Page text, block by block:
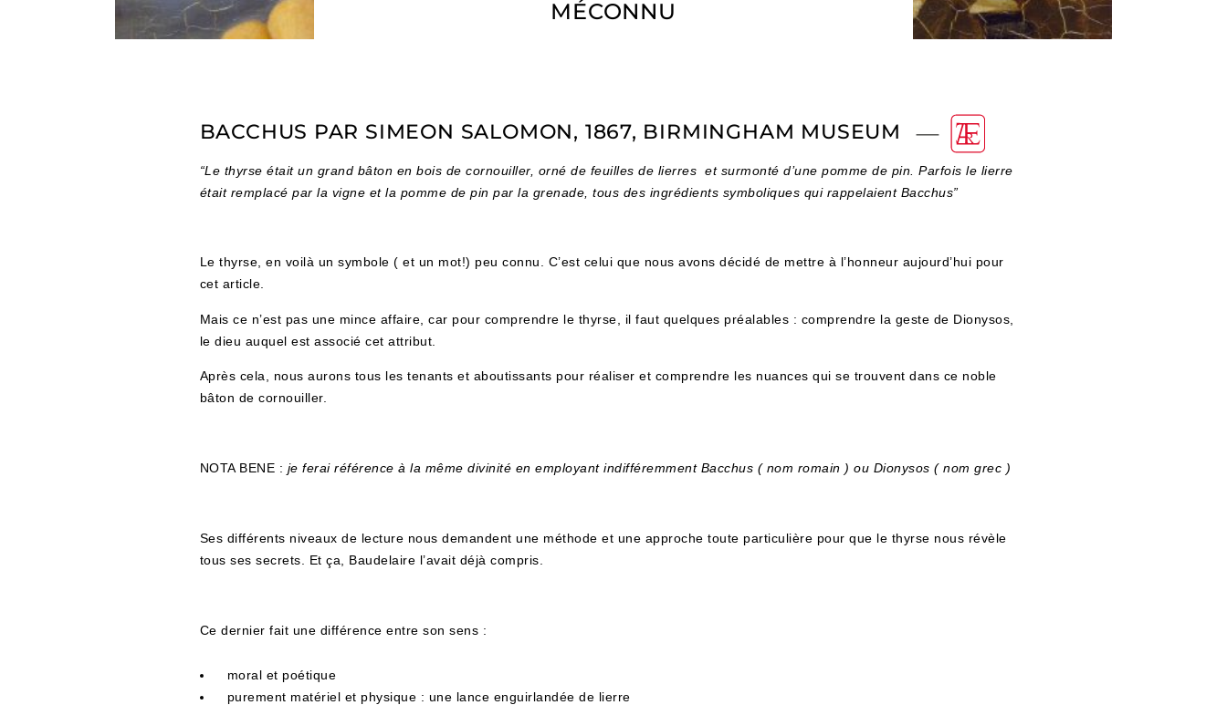
MÉCONNU
BACCHUS PAR SIMEON SALOMON, 1867, BIRMINGHAM MUSEUM
“Le thyrse était un grand bâton en bois de cornouiller, orné de feuilles de lierres et surmonté d’une pomme de pin. Parfois le lierre
était remplacé par la vigne et la pomme de pin par la grenade, tous des ingrédients symboliques qui rappelaient Bacchus”
Le thyrse, en voilà un symbole ( et un mot!) peu connu. C’est celui que nous avons décidé de mettre à l’honneur aujourd’hui pour
cet article.
Mais ce n’est pas une mince affaire, car pour comprendre le thyrse, il faut quelques préalables : comprendre la geste de Dionysos,
le dieu auquel est associé cet attribut.
Après cela, nous aurons tous les tenants et aboutissants pour réaliser et comprendre les nuances qui se trouvent dans ce noble
bâton de cornouiller.
NOTA BENE : je ferai référence à la même divinité en employant indifféremment Bacchus ( nom romain ) ou Dionysos ( nom grec )
Ses différents niveaux de lecture nous demandent une méthode et une approche toute particulière pour que le thyrse nous révèle
tous ses secrets. Et ça, Baudelaire l’avait déjà compris.
Ce dernier fait une différence entre son sens :
moral et poétique
purement matériel et physique : une lance enguirlandée de lierre